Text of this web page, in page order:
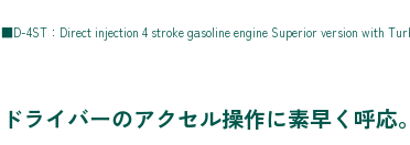
■D-4ST：Direct injection 4 stroke gasoline engine Superior version with
ドライバーのアクセル操作に素早く呼応。